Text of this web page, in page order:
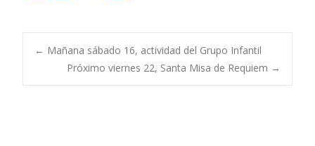
e
b
itt
er
p
y
Li
m
p
ar
Post
← Mañana sábado 16, actividad del Grupo Infantil
Próximo viernes 22, Santa Misa de Requiem →